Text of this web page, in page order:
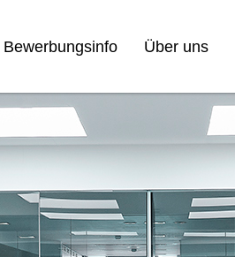
Bewerbungsinfo Über uns